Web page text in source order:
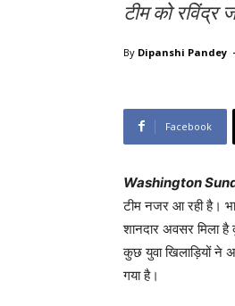
टीम को रविंद्र
By Dipanshi Pandey
Facebook
Washington
टीम नजर आ रही है।
शानदार अवसर मिला
कुछ युवा खिलाड़ियों ने
गया है।